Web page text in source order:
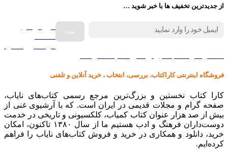
از جدیدترین تخفیف ها با خبر شوید …
فروش انواع
فروشگاه اینترنتی کاراکتاب، بررسی، انتخاب ، خرید آنلاین و تلفنی
کارا کتاب نخستین و بزرگ‌ترین مرجع رسمی کتاب‌های نایاب،
صفحه گرام و مجلات قدیمی در ایران است. که با آرشیوی غنی از
بیش از صد هزار عنوان کتاب کمیاب، کلکسیونی و تاریخی در خدمت
دوست‌داران فرهنگ و ادب هستیم ما از سال ۱۳۸۰ تاکنون، امکان
خرید، دانلود و همکاری در خرید و فروش کتاب‌های نایاب را فراهم
کرده‌ایم.